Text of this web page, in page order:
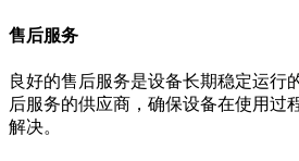
售后服务
良好的售后服务是设备长期稳定运行
后服务的供应商，确保设备在使用过
解决。